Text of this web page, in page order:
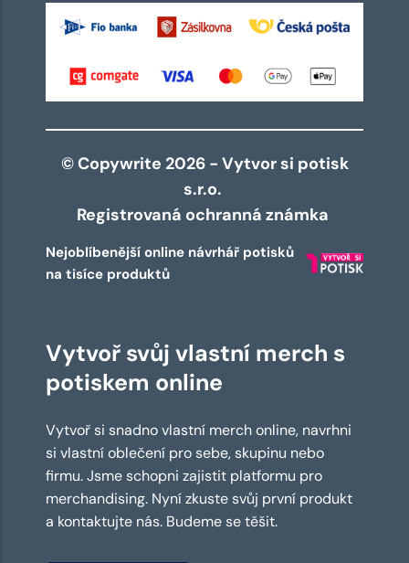
© Copywrite 2026 - Vytvor si potisk
s.r.o.
Registrovaná ochranná známka
Nejoblíbenější online návrhář potisků
na tisíce produktů
Vytvoř svůj vlastní merch s
potiskem online
Vytvoř si snadno vlastní merch online, navrhni
si vlastní oblečení pro sebe, skupinu nebo
firmu. Jsme schopni zajistit platformu pro
merchandising. Nyní zkuste svůj první produkt
a kontaktujte nás. Budeme se těšit.